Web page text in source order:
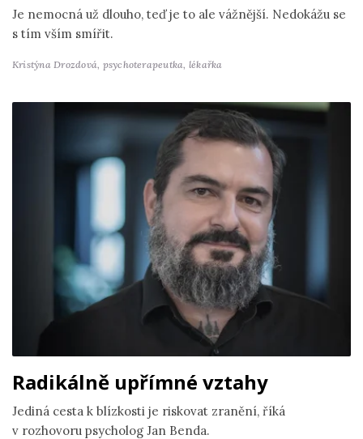
Je nemocná už dlouho, teď je to ale vážnější. Nedokážu se
s tím vším smířit.
Kristýna Drozdová, psychoterapeutka, lékařka
Radikálně upřímné vztahy
Jediná cesta k blízkosti je riskovat zranění, říká
v rozhovoru psycholog Jan Benda.